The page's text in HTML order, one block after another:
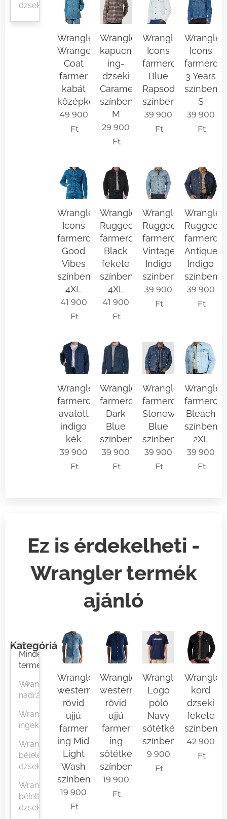
dzsekik
Wrangler
Wrange
Coat
farmer
kabát
középkék
49 900
Ft
Wrangler
kapucnis
ing-
dzseki
Caramel
színben
M
29 900
Ft
Wrangler
Icons
farmerdzseki
Blue
Rapsody
színben
39 900
Ft
Wrangler
Icons
3 Years
színben
S
39 900
Ft
Wrangler
Icons
farmerdzseki
Good
Vibes
színben
4XL
41 900
Ft
Wrangler
Rugged
farmerdzseki
Black
fekete
színben
4XL
41 900
Ft
Wrangler
Rugged
farmerdzseki
Vintage
Indigo
színben
39 900
Ft
Wrangler
Rugged
Antique
Indigo
színben
39 900
Ft
Wrangler
farmerdzseki
avatott
indigo
kék
39 900
Ft
Wrangler
farmerdzseki
Dark
Blue
színben
39 900
Ft
Wrangler
farmerdzseki
Stonewash
Blue
színben
39 900
Ft
Wrangler
Bleach
színben
2XL
39 900
Ft
Ez is érdekelheti -
Wrangler termék
ajánló
Kategóriák
Minden
termék
Wrangler
nadrágok
Wrangler
ingek
Wrangler
béleletlen
dzsekik
Wrangler
bélelt
dzsekik
Wrangler
western
rövid
ujjú
farmer
ing Mid
Light
Wash
színben
19 900
Ft
Wrangler
western
rövid
ujjú
farmer
ing
sötétkék
színben
19 900
Ft
Wrangler
Logo
póló
Navy
sötétkék
színben
9 900
Ft
Wrangler
kord
dzseki
fekete
színben
42 900
Ft